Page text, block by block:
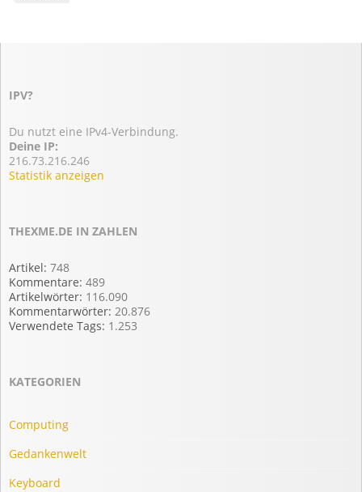
IPV?
Du nutzt eine IPv4-Verbindung.
Deine IP:
216.73.216.246
Statistik anzeigen
THEXME.DE IN ZAHLEN
Artikel: 748
Kommentare: 489
Artikelwörter: 116.090
Kommentarwörter: 20.876
Verwendete Tags: 1.253
KATEGORIEN
Computing
Gedankenwelt
Keyboard